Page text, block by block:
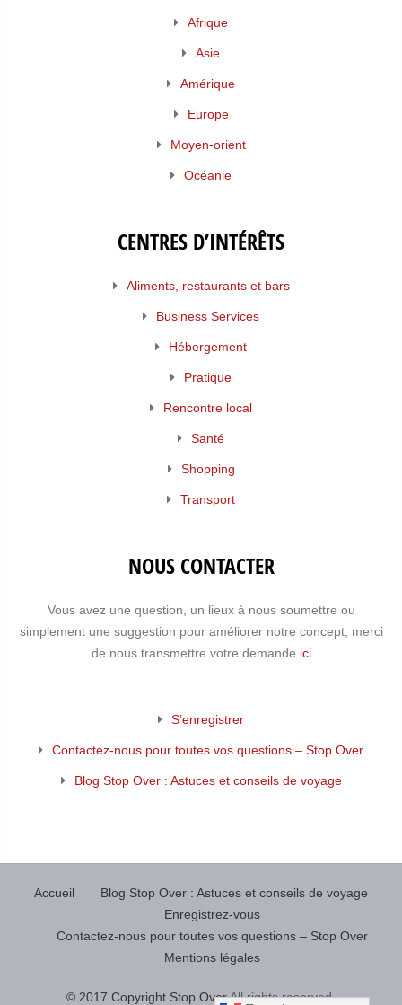
Afrique
Asie
Amérique
Europe
Moyen-orient
Océanie
CENTRES D’INTÉRÊTS
Aliments, restaurants et bars
Business Services
Hébergement
Pratique
Rencontre local
Santé
Shopping
Transport
NOUS CONTACTER
Vous avez une question, un lieux à nous soumettre ou
simplement une suggestion pour améliorer notre concept, merci
de nous transmettre votre demande ici
S’enregistrer
Contactez-nous pour toutes vos questions – Stop Over
Blog Stop Over : Astuces et conseils de voyage
Accueil
Blog Stop Over : Astuces et conseils de voyage
Enregistrez-vous
Contactez-nous pour toutes vos questions – Stop Over
Mentions légales
© 2017 Copyright Stop OverAll rights reserved.